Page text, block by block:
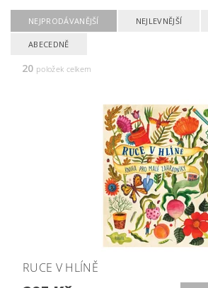
NEJPRODÁVANĚJŠÍ NEJLEVNĚJŠÍ
ABECEDNĚ
20 položek celkem
RUCE V HLÍNĚ